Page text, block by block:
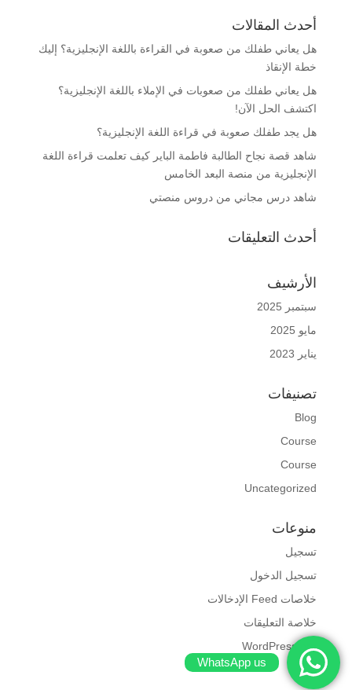
أحدث المقالات
هل يعاني طفلك من صعوبة في القراءة باللغة الإنجليزية؟ إليك
خطة الإنقاذ
هل يعاني طفلك من صعوبات في الإملاء باللغة الإنجليزية؟
اكتشف الحل الآن!
هل يجد طفلك صعوبة في قراءة اللغة الإنجليزية؟
شاهد قصة نجاح الطالبة فاطمة الباير كيف تعلمت قراءة اللغة
الإنجليزية من منصة البعد الخامس
شاهد درس مجاني من دروس منصتي
أحدث التعليقات
الأرشيف
سبتمبر 2025
مايو 2025
يناير 2023
تصنيفات
Blog
Course
Course
Uncategorized
منوعات
تسجيل
تسجيل الدخول
خلاصات Feed الإدخالات
خلاصة التعليقات
WordPress.org
WhatsApp us